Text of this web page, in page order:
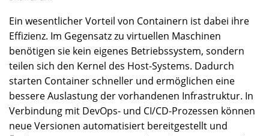
Ein wesentlicher Vorteil von Containern ist dabei ihre
Effizienz. Im Gegensatz zu virtuellen Maschinen
benötigen sie kein eigenes Betriebssystem, sondern
teilen sich den Kernel des Host-Systems. Dadurch
starten Container schneller und ermöglichen eine
bessere Auslastung der vorhandenen Infrastruktur. In
Verbindung mit DevOps- und CI/CD-Prozessen können
neue Versionen automatisiert bereitgestellt und